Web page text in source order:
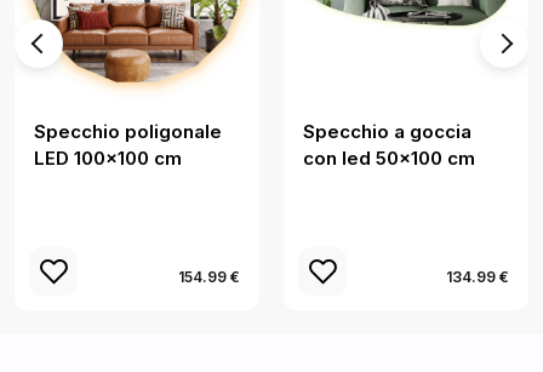
Specchio poligonale
LED 100x100 cm
154.99 €
Specchio a goccia
con led 50x100 cm
134.99 €